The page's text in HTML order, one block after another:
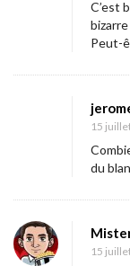
9
l
e
Q
o
C’est
bizarre
Peut-
15
du
15